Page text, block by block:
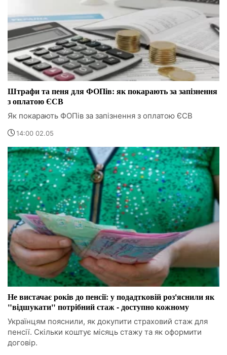
Штрафи та пеня для ФОПів: як покарають за запізнення
з оплатою ЄСВ
Як покарають ФОПів за запізнення з оплатою ЄСВ
14:00 02.05
Не вистачає років до пенсії: у подадтковій роз'яснили як
"відшукати" потрібний стаж - доступно кожному
Українцям пояснили, як докупити страховий стаж для
пенсії. Скільки коштує місяць стажу та як оформити
договір.